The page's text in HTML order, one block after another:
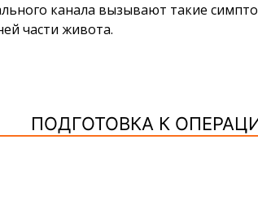
канала вызывают такие
части живота.
ПОДГОТОВКА К